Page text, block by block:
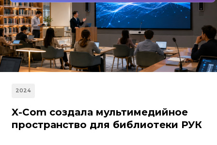
2024
X-Com создала мультимедийное
пространство для библиотеки РУК